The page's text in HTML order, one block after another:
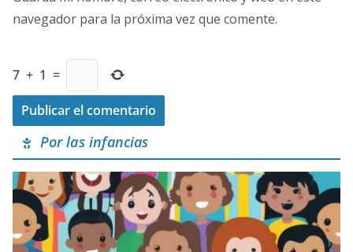
navegador para la próxima vez que comente.
7 + 1 =
Por las infancias